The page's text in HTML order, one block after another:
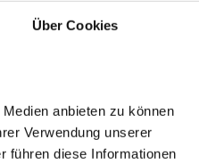
Über Cookies
anbieten zu können
Verwendung unserer
führen diese Informationen